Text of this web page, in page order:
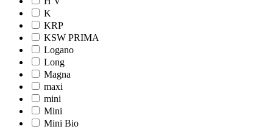
K
KRP
KSW PRIMA
Logano
Long
Magna
maxi
mini
Mini
Mini Bio